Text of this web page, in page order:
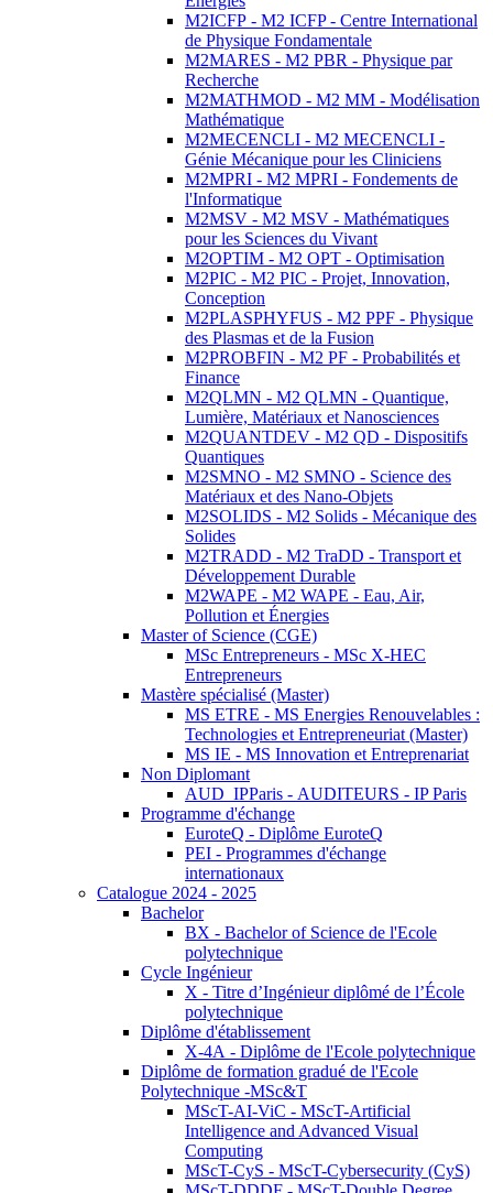
M2ICFP - M2 ICFP - Centre International
de Physique Fondamentale
M2MARES - M2 PBR - Physique par
Recherche
M2MATHMOD - M2 MM - Modélisation
Mathématique
M2MECENCLI - M2 MECENCLI -
Génie Mécanique pour les Cliniciens
M2MPRI - M2 MPRI - Fondements de
l'Informatique
M2MSV - M2 MSV - Mathématiques
pour les Sciences du Vivant
M2OPTIM - M2 OPT - Optimisation
M2PIC - M2 PIC - Projet, Innovation,
Conception
M2PLASPHYFUS - M2 PPF - Physique
des Plasmas et de la Fusion
M2PROBFIN - M2 PF - Probabilités et
Finance
M2QLMN - M2 QLMN - Quantique,
Lumière, Matériaux et Nanosciences
M2QUANTDEV - M2 QD - Dispositifs
Quantiques
M2SMNO - M2 SMNO - Science des
Matériaux et des Nano-Objets
M2SOLIDS - M2 Solids - Mécanique des
Solides
M2TRADD - M2 TraDD - Transport et
Développement Durable
M2WAPE - M2 WAPE - Eau, Air,
Pollution et Énergies
Master of Science (CGE)
MSc Entrepreneurs - MSc X-HEC
Entrepreneurs
Mastère spécialisé (Master)
MS ETRE - MS Energies Renouvelables :
Technologies et Entrepreneuriat (Master)
MS IE - MS Innovation et Entreprenariat
Non Diplomant
AUD_IPParis - AUDITEURS - IP Paris
Programme d'échange
EuroteQ - Diplôme EuroteQ
PEI - Programmes d'échange
internationaux
Catalogue 2024 - 2025
Bachelor
BX - Bachelor of Science de l'Ecole
polytechnique
Cycle Ingénieur
X - Titre d’Ingénieur diplômé de l’École
polytechnique
Diplôme d'établissement
X-4A - Diplôme de l'Ecole polytechnique
Diplôme de formation gradué de l'Ecole
Polytechnique -MSc&T
MScT-AI-ViC - MScT-Artificial
Intelligence and Advanced Visual
Computing
MScT-CyS - MScT-Cybersecurity (CyS)